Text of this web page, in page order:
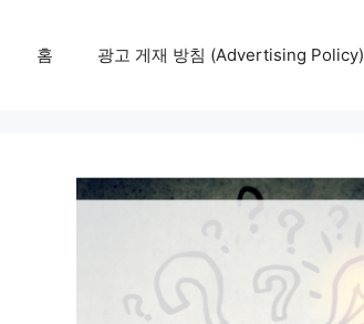
홈 광고 게재 방침 (Advertising Policy)